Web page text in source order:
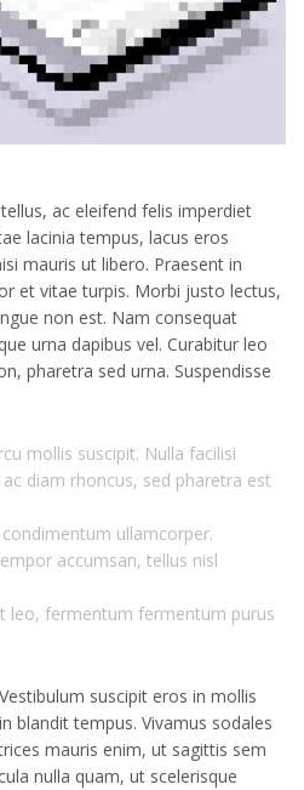
ac eleifend felis imperdiet
lacinia tempus, lacus eros
mauris ut libero. Praesent in
et vitae turpis. Morbi justo lectus,
non est. Nam consequat
urna dapibus vel. Curabitur leo
pharetra sed urna. Suspendisse
mollis suscipit. Nulla facilisi
diam rhoncus, sed pharetra est
ullamcorper.
accumsan, tellus nisl
leo, fermentum fermentum purus
suscipit eros in mollis
blandit tempus. Vivamus sodales
mauris enim, ut sagittis sem
nulla quam, ut scelerisque